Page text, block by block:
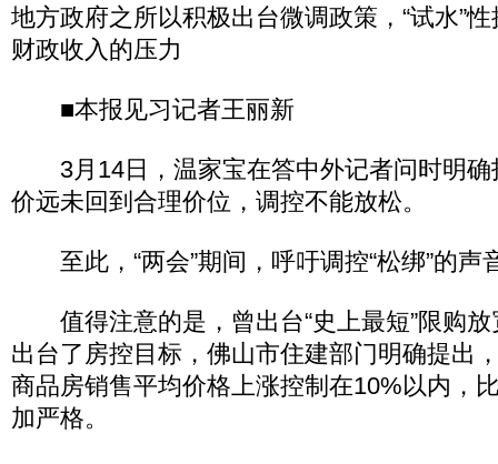
地方政府之所以积极出台微调政策，“试水”
财政收入的压力
■本报见习记者王丽新
3月14日，温家宝在答中外记者问时明确
价远未回到合理价位，调控不能放松。
至此，“两会”期间，呼吁调控“松绑”的声
值得注意的是，曾出台“史上最短”限购放
出台了房控目标，佛山市住建部门明确提出
商品房销售平均价格上涨控制在10%以内，
加严格。